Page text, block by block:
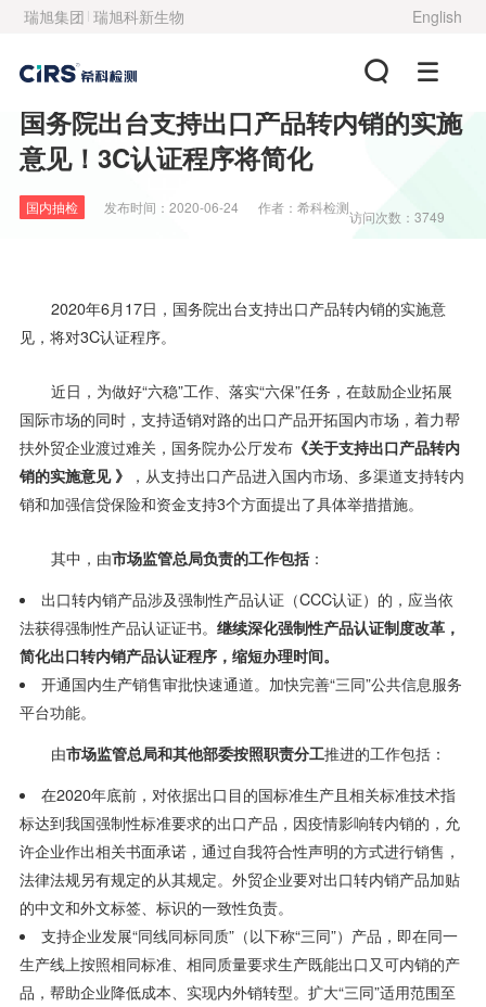
瑞旭集团 瑞旭科新生物 English
国务院出台支持出口产品转内销的实施
意见！3C认证程序将简化
国内抽检 发布时间： 2020-06-24 作者： 希科检测
访问次数：3749
2020年6月17日，国务院出台支持出口产品转内销的实施意
见，将对3C认证程序。
近日，为做好“六稳”工作、落实“六保”任务，在鼓励企业拓展
国际市场的同时，支持适销对路的出口产品开拓国内市场，着力帮
扶外贸企业渡过难关，国务院办公厅发布《关于支持出口产品转内
销的实施意见 》
，从支持出口产品进入国内市场、多渠道支持转内
销和加强信贷保险和资金支持3个方面提出了具体举措措施。
其中，由市场监管总局负责的工作包括：
出口转内销产品涉及强制性产品认证（CCC认证）的，应当依
法获得强制性产品认证证书。 继续深化强制性产品认证制度改革，
简化出口转内销产品认证程序，缩短办理时间。
开通国内生产销售审批快速通道。加快完善“三同”公共信息服务
平台功能。
由市场监管总局和其他部委按照职责分工推进的工作包括：
在2020年底前，对依据出口目的国标准生产且相关标准技术指
标达到我国强制性标准要求的出口产品，因疫情影响转内销的，允
许企业作出相关书面承诺，通过自我符合性声明的方式进行销售，
法律法规另有规定的从其规定。外贸企业要对出口转内销产品加贴
的中文和外文标签、标识的一致性负责。
支持企业发展“同线同标同质”（以下称“三同”）产品，即在同一
生产线上按照相同标准、相同质量要求生产既能出口又可内销的产
品，帮助企业降低成本、实现内外销转型。扩大“三同”适用范围至